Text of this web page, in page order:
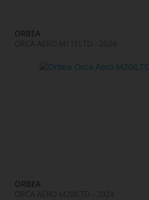
ORBEA
ORCA AERO M11ELTD - 2024
ORBEA
ORCA AERO M20ILTD - 2024